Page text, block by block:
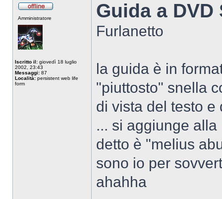
Amministratore
Iscritto il: giovedì 18 luglio
2002, 23:43
Messaggi: 87
Località: persistent web life
form
Guida a DVD
Furlanetto
la guida è in
"piuttosto" snella
di vista del testo e
... si aggiunge
detto è "melius
sono io per
ahahha